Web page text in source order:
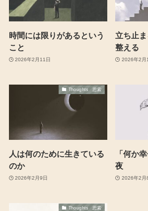
時間には限りがあるという
こと
2026年2月11日
立ち止
整える
2026年2月
Thoughts 思索
人は何のために生きている
のか
2026年2月9日
「何か
夜
2026年2月
Thoughts 思索